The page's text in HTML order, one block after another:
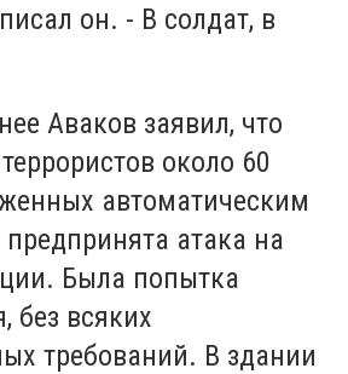
он. - В солдат, в
Аваков заявил, что
около 60
автоматическим
атака на
Была попытка
без всяких
требований. В здании